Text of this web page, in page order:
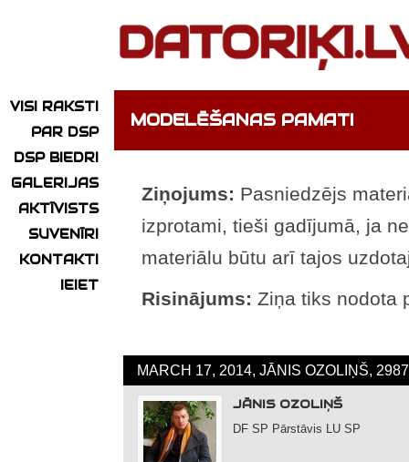
VISI RAKSTI
PAR DSP
DSP BIEDRI
GALERIJAS
AKTĪVISTS
SUVENĪRI
KONTAKTI
IEIET
MODELĒŠANAS PAMATI
Ziņojums: Pasniedzējs
izprotami, tieši gadījumā, ja
materiālu būtu arī tajos
Risinājums: Ziņa tiks nodota
MARCH 17, 2014, JĀNIS OZOLIŅŠ,
JĀNIS OZOLIŅŠ
DF SP Pārstāvis LU SP